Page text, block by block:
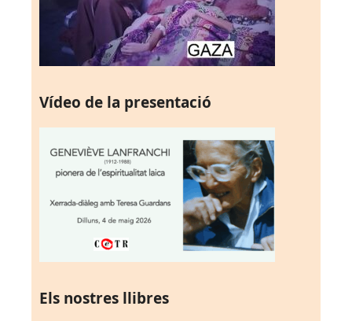
Vídeo de la presentació
Els nostres llibres